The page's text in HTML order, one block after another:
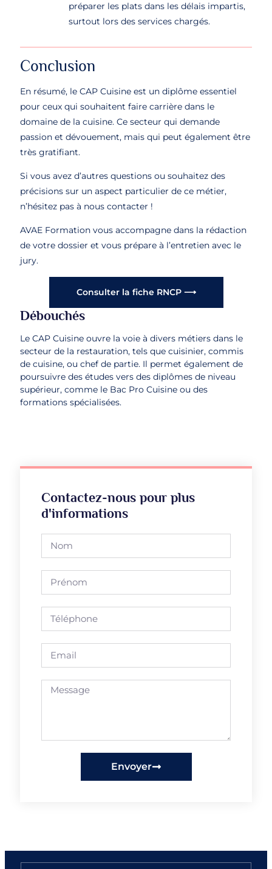
préparer les plats dans les délais impartis,
surtout lors des services chargés.
Conclusion
En résumé, le CAP Cuisine est un diplôme essentiel
pour ceux qui souhaitent faire carrière dans le
domaine de la cuisine. Ce secteur qui demande
passion et dévouement, mais qui peut également être
très gratifiant.
Si vous avez d’autres questions ou souhaitez des
précisions sur un aspect particulier de ce métier,
n’hésitez pas à nous contacter !
AVAE Formation vous accompagne dans la rédaction
de votre dossier et vous prépare à l’entretien avec le
jury.
Consulter la fiche RNCP ⟶
Débouchés
Le CAP Cuisine ouvre la voie à divers métiers dans le
secteur de la restauration, tels que cuisinier, commis
de cuisine, ou chef de partie. Il permet également de
poursuivre des études vers des diplômes de niveau
supérieur, comme le Bac Pro Cuisine ou des
formations spécialisées.
Contactez-nous pour plus
d'informations
Envoyer